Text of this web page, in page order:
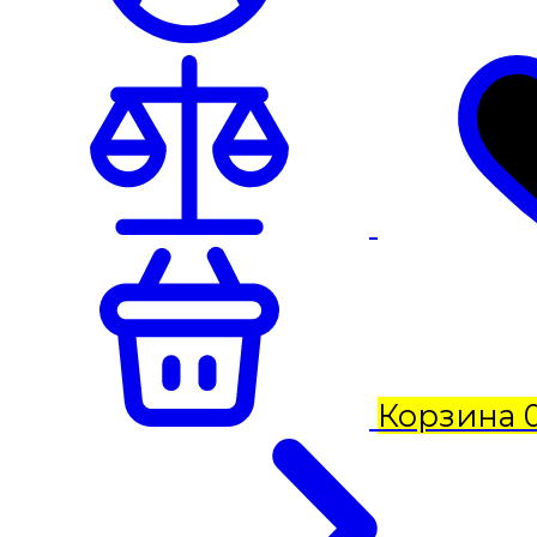
Корзина